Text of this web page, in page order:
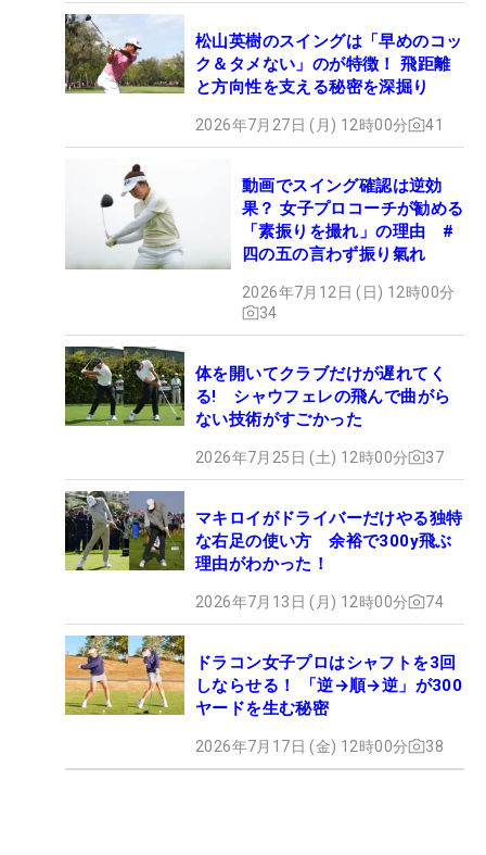
松山英樹のスイングは「早めのコッ
ク＆タメない」のが特徴！ 飛距離
と方向性を支える秘密を深掘り
2026年7月27日 (月) 12時00分 41
動画でスイング確認は逆効
果？ 女子プロコーチが勧める
「素振りを撮れ」の理由 #
四の五の言わず振り氣れ
2026年7月12日 (日) 12時00分
34
体を開いてクラブだけが遅れてく
る! シャウフェレの飛んで曲がら
ない技術がすごかった
2026年7月25日 (土) 12時00分 37
マキロイがドライバーだけやる独特
な右足の使い方 余裕で300y飛ぶ
理由がわかった！
2026年7月13日 (月) 12時00分 74
ドラコン女子プロはシャフトを3回
しならせる！ 「逆→順→逆」が300
ヤードを生む秘密
2026年7月17日 (金) 12時00分 38